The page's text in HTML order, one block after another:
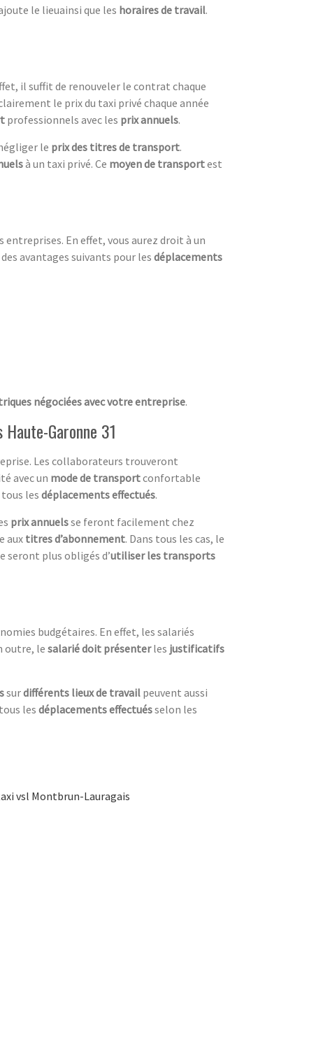
le lieuainsi que les horaires de travail.
il suffit de renouveler le contrat chaque
le prix du taxi privé chaque année
professionnels avec les prix annuels.
le prix des titres de transport.
à un taxi privé. Ce moyen de transportest
entreprises. En effet, vous aurez droit à un
avantages suivants pour les déplacements
négociées avec votre entreprise.
Garonne 31
Les collaborateurs trouveront
avec un mode de transportconfortable
les déplacements effectués.
prix annuelsse feront facilement chez
auxtitres d’abonnement. Dans tous les cas, le
seront plus obligés d’utiliser les transports
budgétaires. En effet, les salariés
outre, le salarié doit présenterles justificatifs
surdifférents lieux de travail peuvent aussi
les déplacements effectuésselon les
vsl Montbrun-Lauragais